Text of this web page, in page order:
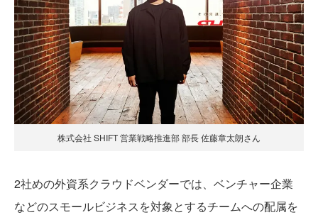
株式会社 SHIFT 営業戦略推進部 部長 佐藤章太朗さん
2社めの外資系クラウドベンダーでは、ベンチャー企業
などのスモールビジネスを対象とするチームへの配属を